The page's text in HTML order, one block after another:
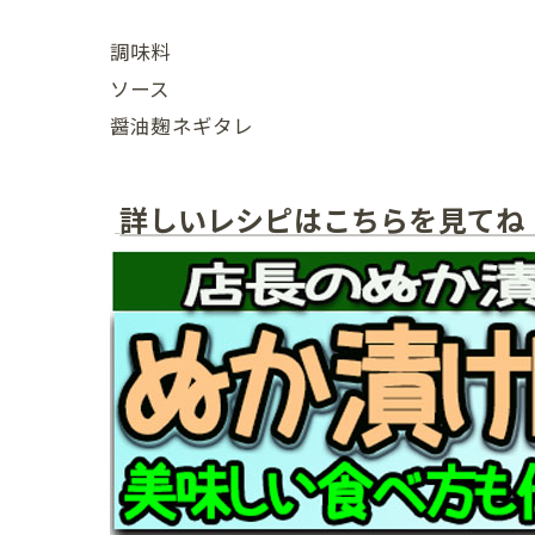
調味料
ソース
醤油麹ネギタレ
詳しいレシピはこちらを見てね